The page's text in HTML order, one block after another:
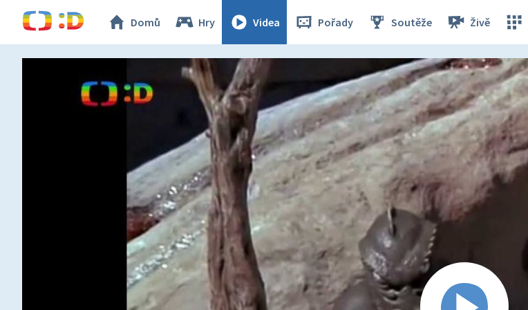
Domů Hry Videa Pořady Soutěže Živě